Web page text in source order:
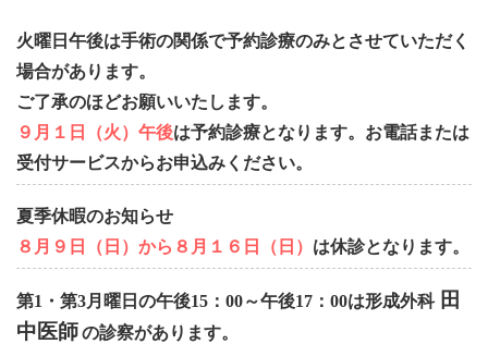
火曜日午後は手術の関係で予約診療のみとさせていただく
場合があります。
ご了承のほどお願いいたします。
９月１日（火）午後は予約診療となります。お電話または
受付サービスからお申込みください。
夏季休暇のお知らせ
８月９日（日）から８月１６日（日） は休診となります。
第1・第3月曜日の午後15：00～午後17：00は形成外科 田
中医師の診察があります。